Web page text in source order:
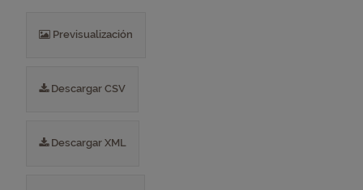
Previsualización
Descargar CSV
Descargar XML